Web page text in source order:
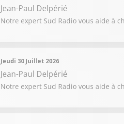
Jean-Paul Delpérié
Notre expert Sud Radio vous aide à
Jeudi 30 Juillet 2026
Jean-Paul Delpérié
Notre expert Sud Radio vous aide à